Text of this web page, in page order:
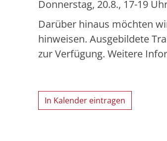
Donnerstag, 20.8., 17-19
Darüber hinaus möchten
hinweisen. Ausgebildete
zur Verfügung. Weitere
In Kalender eintragen